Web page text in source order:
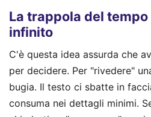
La trappola del
infinito
C'è questa idea assurda che
per decidere. Per "rivedere"
bugia. Il testo ci sbatte in
consuma nei dettagli minimi.